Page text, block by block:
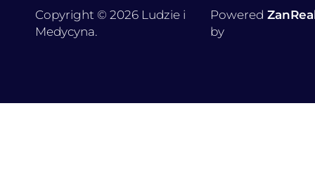
Copyright © 2026 Ludzie i
Medycyna.
Powered
by